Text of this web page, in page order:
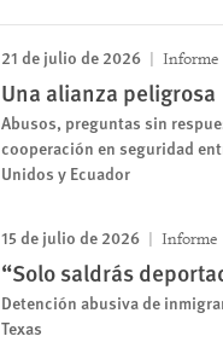
21 de julio de 2026 Informe
Una alianza peligrosa
Abusos, preguntas sin
cooperación en seguridad
Unidos y Ecuador
15 de julio de 2026 Informe
“Solo saldrás
Detención abusiva de
Texas